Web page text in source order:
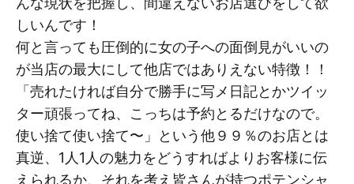
しいんです！
何と言っても圧倒的に女の子への面倒見がいいの
が当店の最大にして他店ではありえない特徴！！
「売れたければ自分で勝手に写メ日記とかツイッ
ター頑張ってね、こっちは予約とるだけなので。
使い捨て使い捨て〜」という他９９％のお店とは
真逆、1人1人の魅力をどうすればよりお客様に伝
えられるか、それを考え皆さんが持つポテンシャ